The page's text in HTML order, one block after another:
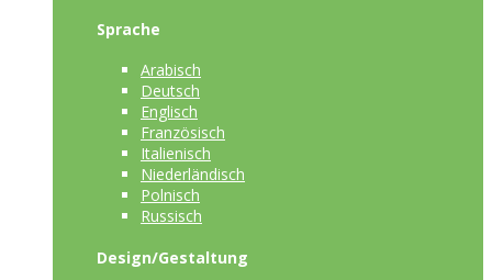
Sprache
Arabisch
Deutsch
Englisch
Französisch
Italienisch
Niederländisch
Polnisch
Russisch
Design/Gestaltung